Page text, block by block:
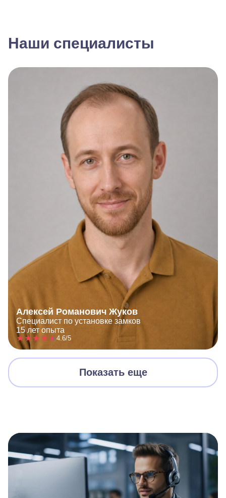
Наши специалисты
Алексей Романович Жуков
Специалист по установке замков
15 лет опыта
4.6/5
Показать еще